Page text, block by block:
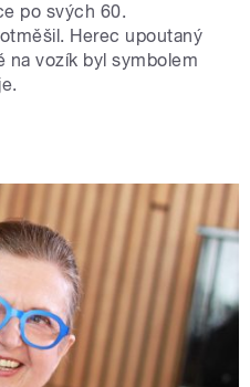
po svých 60.
Herec upoutaný
na vozík byl symbolem